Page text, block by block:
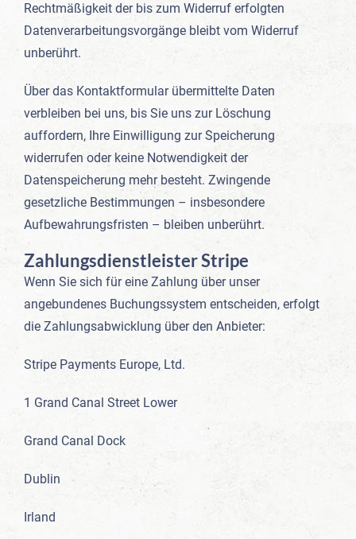
Rechtmäßigkeit der bis zum Widerruf erfolgten
Datenverarbeitungsvorgänge bleibt vom Widerruf
unberührt.
Über das Kontaktformular übermittelte Daten
verbleiben bei uns, bis Sie uns zur Löschung
auffordern, Ihre Einwilligung zur Speicherung
widerrufen oder keine Notwendigkeit der
Datenspeicherung mehr besteht. Zwingende
gesetzliche Bestimmungen – insbesondere
Aufbewahrungsfristen – bleiben unberührt.
Zahlungsdienstleister Stripe
Wenn Sie sich für eine Zahlung über unser
angebundenes Buchungssystem entscheiden, erfolgt
die Zahlungsabwicklung über den Anbieter:
Stripe Payments Europe, Ltd.
1 Grand Canal Street Lower
Grand Canal Dock
Dublin
Irland